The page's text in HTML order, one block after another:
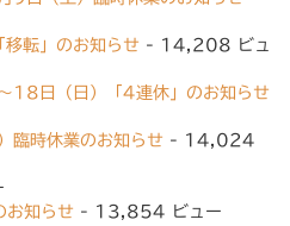
転」のお知らせ - 14,208 ビュ
18日（日）「4連休」のお知らせ
臨時休業のお知らせ - 14,024
お知らせ - 13,854 ビュー